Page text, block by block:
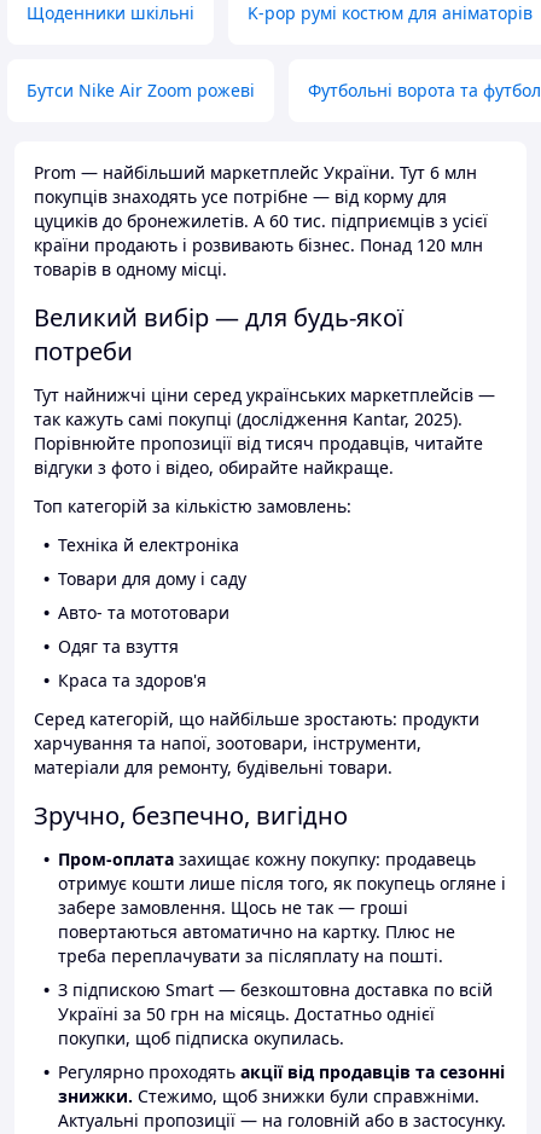
Щоденники шкільні K-pop румі костюм для аніматорів
Бутси Nike Air Zoom рожеві Футбольні ворота та
Prom — найбільший маркетплейс України. Тут 6 млн
покупців знаходять усе потрібне — від корму для
цуциків до бронежилетів. А 60 тис. підприємців з усієї
країни продають і розвивають бізнес. Понад 120 млн
товарів в одному місці.
Великий вибір — для будь-якої
потреби
Тут найнижчі ціни серед українських маркетплейсів —
так кажуть самі покупці (дослідження Kantar, 2025).
Порівнюйте пропозиції від тисяч продавців, читайте
відгуки з фото і відео, обирайте найкраще.
Топ категорій за кількістю замовлень:
Техніка й електроніка
Товари для дому і саду
Авто- та мототовари
Одяг та взуття
Краса та здоров'я
Серед категорій, що найбільше зростають: продукти
харчування та напої, зоотовари, інструменти,
матеріали для ремонту, будівельні товари.
Зручно, безпечно, вигідно
Пром-оплата захищає кожну покупку: продавець
отримує кошти лише після того, як покупець огляне і
забере замовлення. Щось не так — гроші
повертаються автоматично на картку. Плюс не
треба переплачувати за післяплату на пошті.
З підпискою Smart — безкоштовна доставка по всій
Україні за 50 грн на місяць. Достатньо однієї
покупки, щоб підписка окупилась.
Регулярно проходять акції від продавців та сезонні
знижки. Стежимо, щоб знижки були справжніми.
Актуальні пропозиції — на головній або в застосунку.